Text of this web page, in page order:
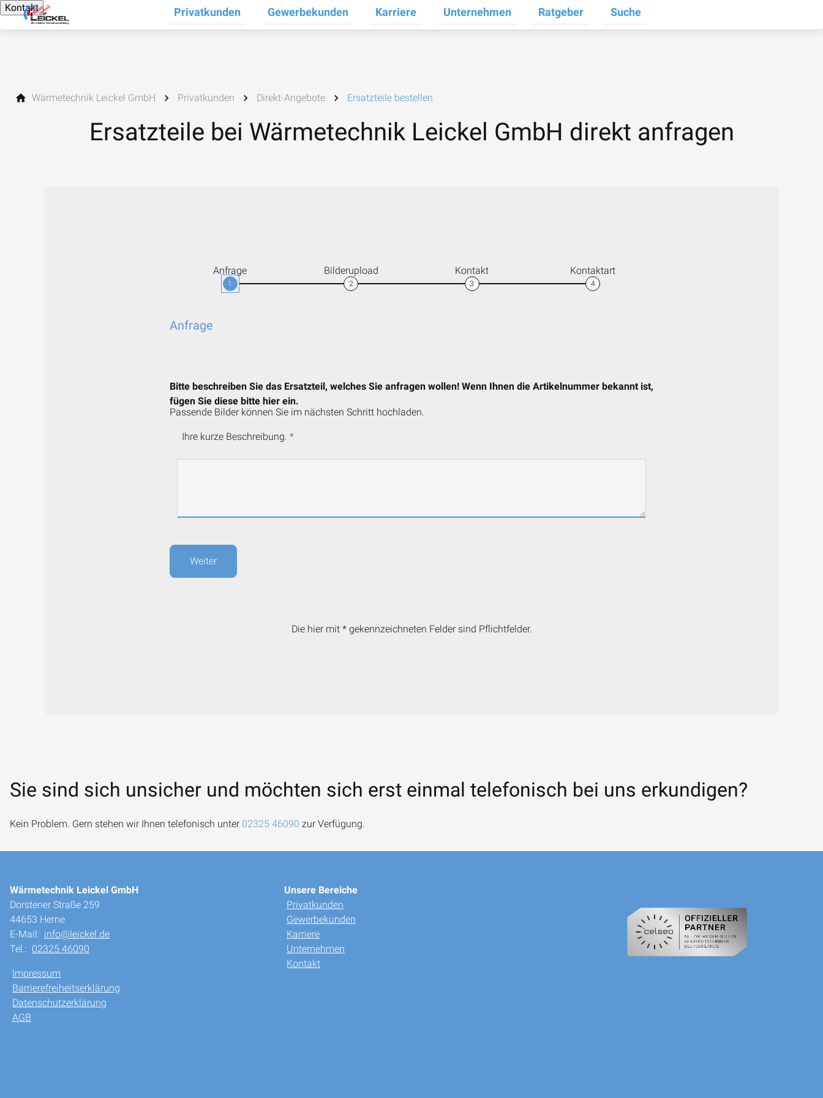
Kontakt Privatkunden
Untermenü für Privatkunden umschalten
Gewerbekunden
Untermenü für Gewerbekunden umschalten
Karriere
Untermenü für Karriere umschalten
Unternehmen
Untermenü für Unternehmen umschalten
Ratgeber
Untermenü für Ratgeber umschalten
Suche
Wärmetechnik Leickel GmbH Privatkunden Direkt-Angebote Ersatzteile bestellen
Ersatzteile bei Wärmetechnik Leickel GmbH direkt anfragen
Anfrage
1
Bilderupload
2
Kontakt
3
Kontaktart
4
Anfrage
Bitte beschreiben Sie das Ersatzteil, welches Sie anfragen wollen! Wenn Ihnen die Artikelnummer bekannt ist,
fügen Sie diese bitte hier ein.
Passende Bilder können Sie im nächsten Schritt hochladen.
Ihre kurze Beschreibung.
Weiter
Die hier mit * gekennzeichneten Felder sind Pflichtfelder.
Sie sind sich unsicher und möchten sich erst einmal telefonisch bei uns erkundigen?
Kein Problem. Gern stehen wir Ihnen telefonisch unter 02325 46090 zur Verfügung.
Wärmetechnik Leickel GmbH
Dorstener Straße 259
44653 Herne
E-Mail: info@leickel.de
Tel.: 02325 46090
Impressum
Barrierefreiheitserklärung
Datenschutzerklärung
AGB
Unsere Bereiche
Privatkunden
Gewerbekunden
Karriere
Unternehmen
Kontakt